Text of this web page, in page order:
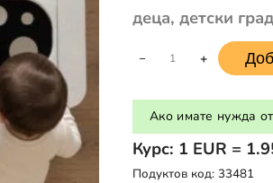
деца, детски
+
Ако имате нужда
Курс: 1 EUR =
Подуктов код: 33481